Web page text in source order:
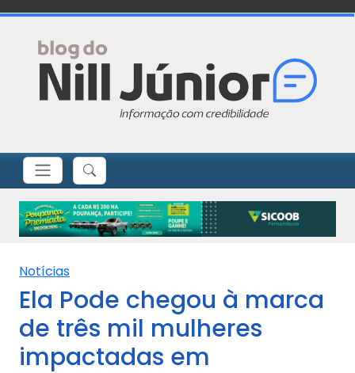
Notícias
Ela Pode chegou à marca
de três mil mulheres
impactadas em